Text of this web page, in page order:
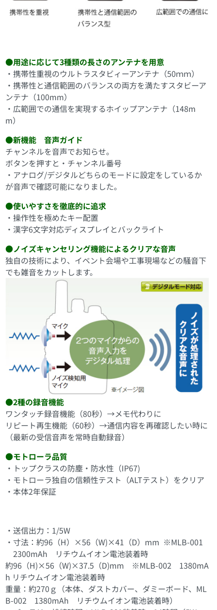
●用途に応じて3種類の長さのアンテナを用意
・携帯性重視のウルトラスタビィーアンテナ（50ｍｍ）
・携帯性と通信範囲のバランスの両方を満たすスタビーア
ンテナ（100mm）
・広範囲での通信を実現するホイップアンテナ（148m
m）
●新機能 音声ガイド
チャンネルを音声でお知らせ。
ボタンを押すと・チャンネル番号
・アナログ/デジタルどちらのモードに設定をしているか
が音声で確認可能になりました。
●使いやすさを徹底的に追求
・操作性を極めたキー配置
・漢字6文字対応ディスプレイとバックライト
●ノイズキャンセリング機能によるクリアな音声
独自の技術により、イベント会場や工事現場などの騒音下
でも雑音をカットします。
●2種の録音機能
ワンタッチ録音機能（80秒）→メモ代わりに
リピート再生機能（60秒）→通信内容を再確認したい時に
（最新の受信音声を常時自動録音）
●モトローラ品質
・トップクラスの防塵・防水性（IP67)
・モトローラ独自の信頼性テスト（ALTテスト）をクリア
・本体2年保証
・送信出力：1/5W
・寸法：約96（H）×56（W)×41（D）mm ※MLB-001
2300mAh リチウムイオン電池装着時
約96（H)×56（W)×37.5（D)mm ※MLB-002 1380mA
h リチウムイオン電池装着時
重量：約270ｇ（本体、ダストカバー、ダミーボード、ML
B-002 1380mAh リチウムイオン電池装着時）